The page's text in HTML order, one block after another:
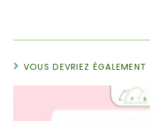
VOUS DEVRIEZ ÉGALEMENT